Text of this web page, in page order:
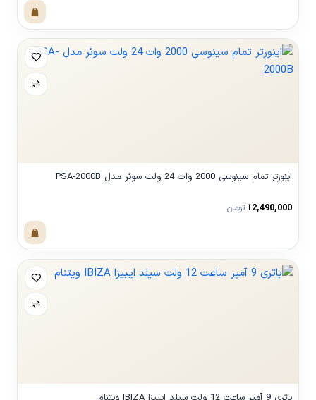
اینورتر تمام سینوسی 2000 وات 24 ولت سوئر مدل PSA-2000B
12,490,000 تومان